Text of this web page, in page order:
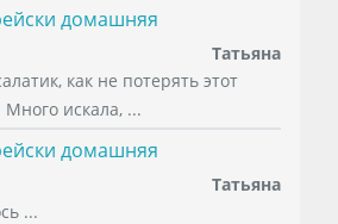
домашняя
Татьяна
как не потерять этот
искала, ...
домашняя
Татьяна
...